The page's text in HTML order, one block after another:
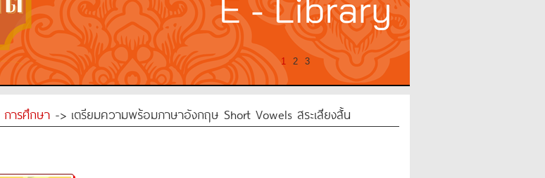
1 2 3
การศึกษา -> เตรียมความพร้อมภาษาอังกฤษ Short Vowels สระเสียงสั้น